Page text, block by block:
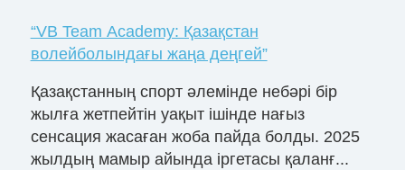
“VB Team Academy: Қазақстан
волейболындағы жаңа деңгей”
Қазақстанның спорт әлемінде небәрі бір
жылға жетпейтін уақыт ішінде нағыз
сенсация жасаған жоба пайда болды. 2025
жылдың мамыр айында іргетасы қаланғ...